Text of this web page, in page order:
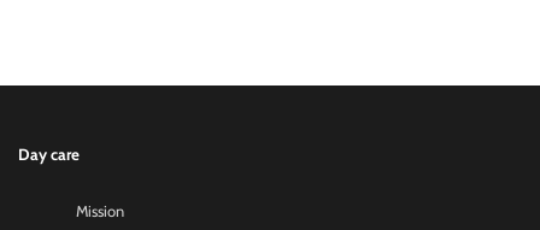
Day care
Mission